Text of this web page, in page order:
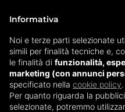
Informativa
Noi e terze parti selezionate
simili per finalità tecniche e,
le finalità di funzionalità,
marketing (con annunci
specificato nella cookie policy.
Per quanto riguarda la
selezionate, potremmo
Home»Scaldabiberon »